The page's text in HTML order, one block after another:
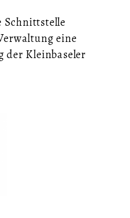
eine
der Kleinbaseler